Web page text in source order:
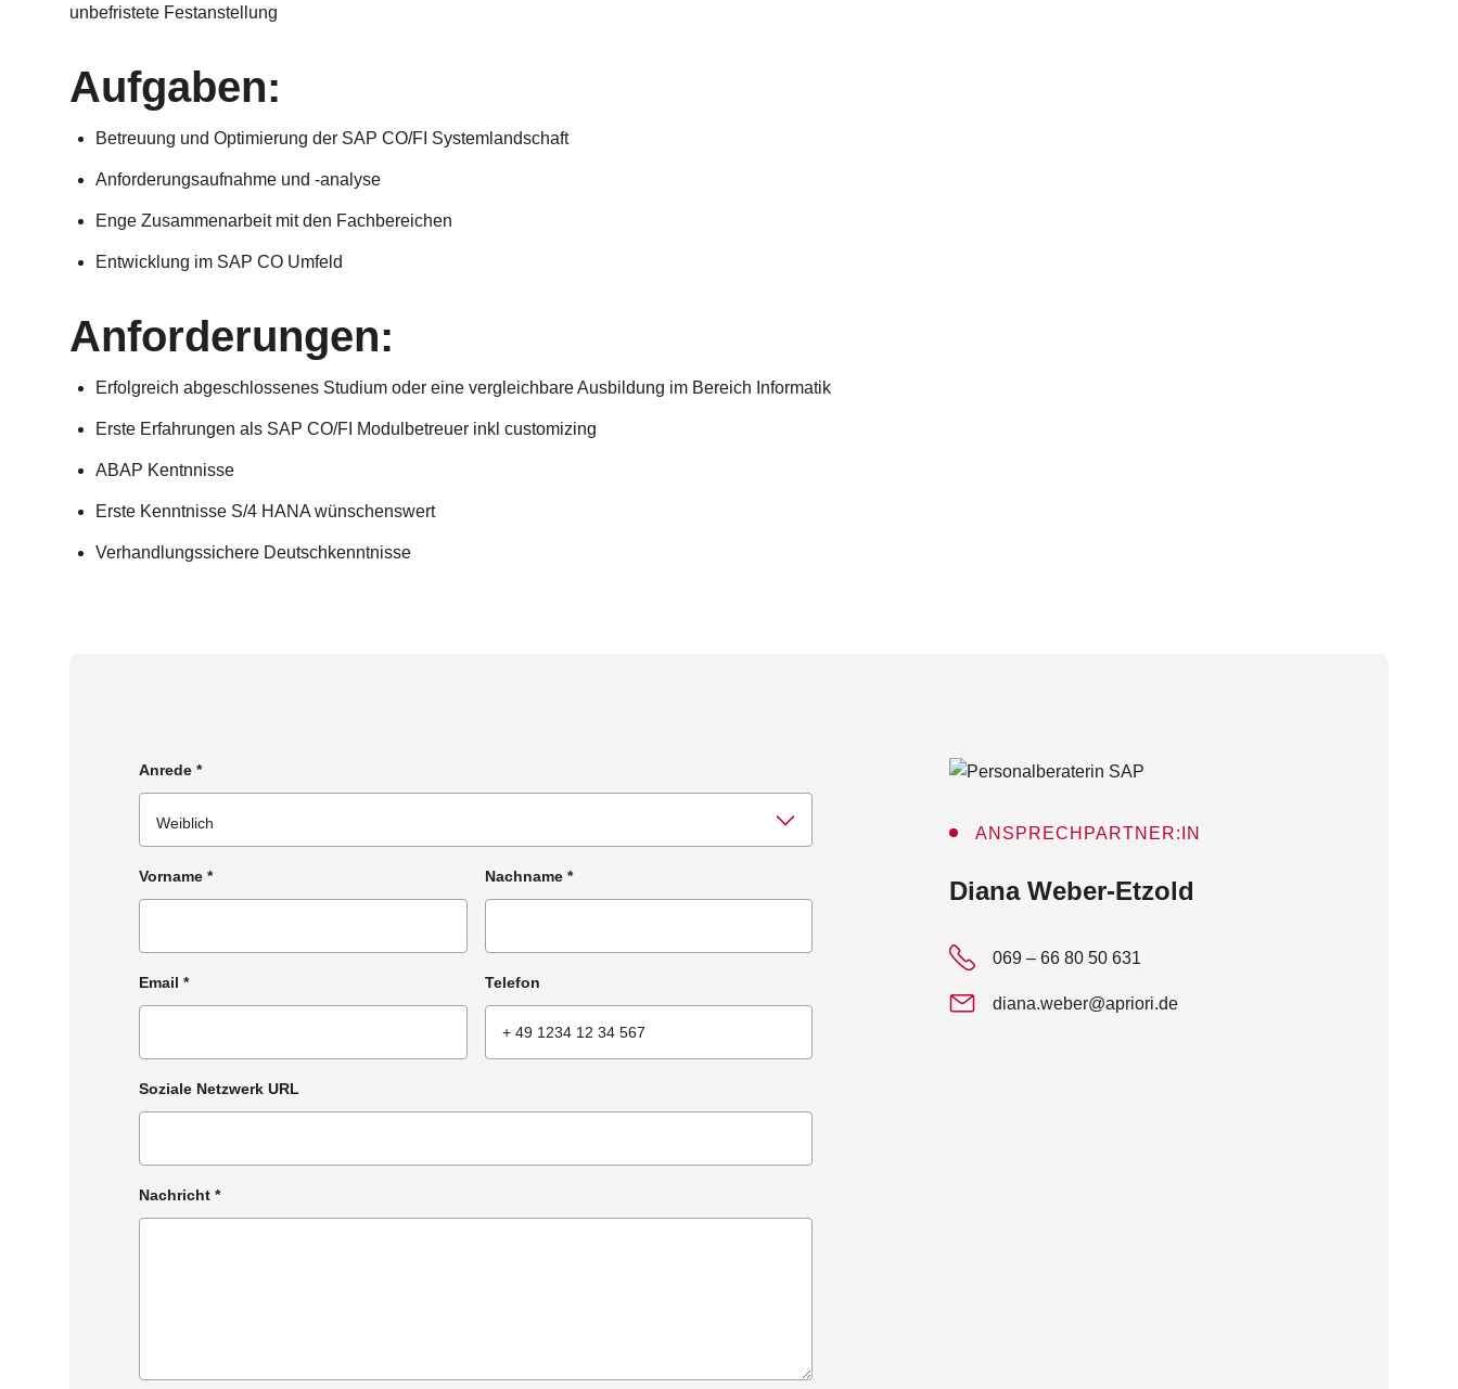
unbefristete Festanstellung
Aufgaben:
Betreuung und Optimierung der SAP CO/FI Systemlandschaft
Anforderungsaufnahme und -analyse
Enge Zusammenarbeit mit den Fachbereichen
Entwicklung im SAP CO Umfeld
Anforderungen:
Erfolgreich abgeschlossenes Studium oder eine vergleichbare Ausbildung im Bereich Informatik
Erste Erfahrungen als SAP CO/FI Modulbetreuer inkl customizing
ABAP Kentnnisse
Erste Kenntnisse S/4 HANA wünschenswert
Verhandlungssichere Deutschkenntnisse
Anrede *
Vorname * Nachname *
Email * Telefon
Soziale Netzwerk URL
Nachricht *
ANSPRECHPARTNER:IN
:
Diana Weber-Etzold
069 – 66 80 50 631
diana.weber@apriori.de